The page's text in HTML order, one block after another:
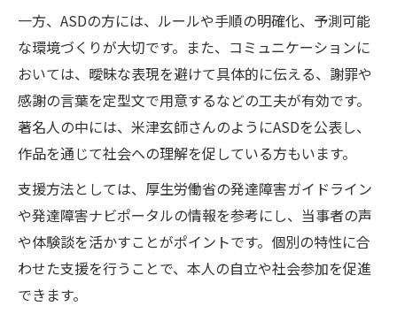
一方、ASDの方には、ルールや手順の明確化、予測可能
な環境づくりが大切です。また、コミュニケーションに
おいては、曖昧な表現を避けて具体的に伝える、謝罪や
感謝の言葉を定型文で用意するなどの工夫が有効です。
著名人の中には、米津玄師さんのようにASDを公表し、
作品を通じて社会への理解を促している方もいます。
支援方法としては、厚生労働省の発達障害ガイドライン
や発達障害ナビポータルの情報を参考にし、当事者の声
や体験談を活かすことがポイントです。個別の特性に合
わせた支援を行うことで、本人の自立や社会参加を促進
できます。